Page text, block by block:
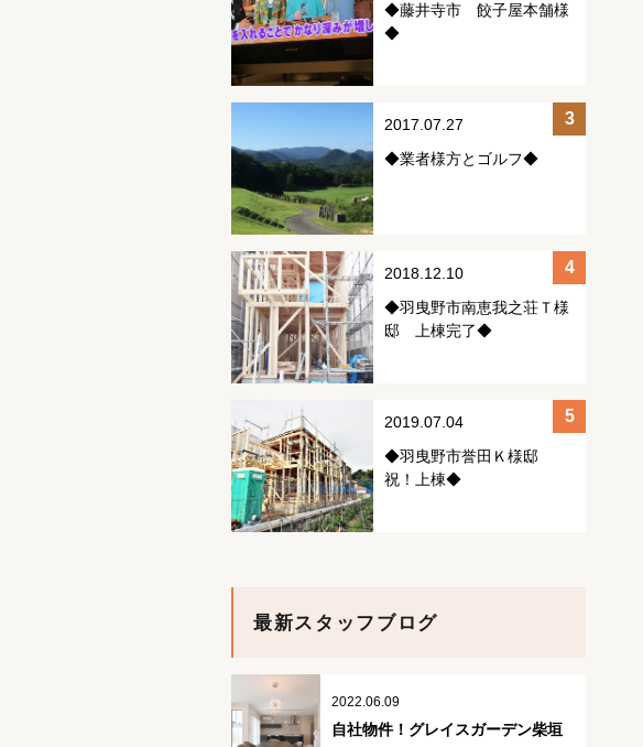
◆藤井寺市 餃子屋本舗様
◆
2017.07.27
◆業者様方とゴルフ◆
2018.12.10
◆羽曳野市南恵我之荘Ｔ様
邸 上棟完了◆
2019.07.04
◆羽曳野市誉田Ｋ様邸
祝！上棟◆
最新スタッフブログ
2022.06.09
自社物件！グレイスガーデン柴垣